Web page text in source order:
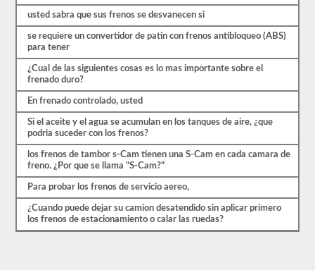
el
manual
conductor
2026
Maryland
examen
aire
es
diferente
a
otras
pruebas
usted sabra que sus frenos se desvanecen si
se requiere un convertidor de patin con frenos antibloqueo (ABS)
para tener
¿Cual de las siguientes cosas es lo mas importante sobre el
frenado duro?
En frenado controlado, usted
Si el aceite y el agua se acumulan en los tanques de aire, ¿que
podria suceder con los frenos?
los frenos de tambor s-Cam tienen una S-Cam en cada camara de
freno. ¿Por que se llama "S-Cam?"
Para probar los frenos de servicio aereo,
¿Cuando puede dejar su camion desatendido sin aplicar primero
los frenos de estacionamiento o calar las ruedas?